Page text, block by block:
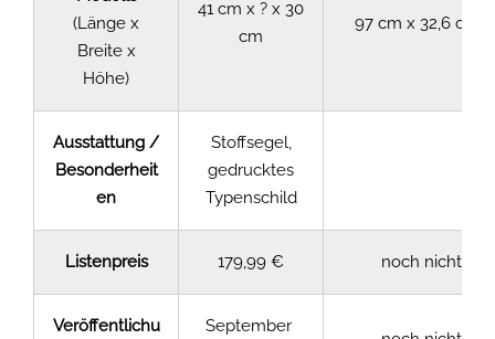
(Länge x
Breite x
Höhe)
41 cm x ? x 30
cm
97 cm x 32,6 cm
Ausstattung /
Besonderheit
en
Stoffsegel,
gedrucktes
Typenschild
Listenpreis 179,99 € noch nicht
Veröffentlichu
September